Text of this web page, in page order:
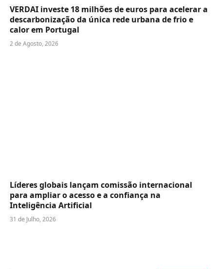
VERDAI investe 18 milhões de euros para acelerar a
descarbonização da única rede urbana de frio e
calor em Portugal
2 de Agosto, 2026
Líderes globais lançam comissão internacional
para ampliar o acesso e a confiança na
Inteligência Artificial
31 de Julho, 2026